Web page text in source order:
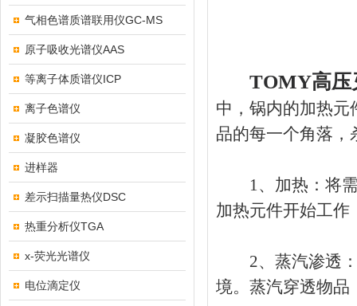
气相色谱质谱联用仪GC-MS
原子吸收光谱仪AAS
等离子体质谱仪ICP
离子色谱仪
凝胶色谱仪
进样器
差示扫描量热仪DSC
热重分析仪TGA
x-荧光光谱仪
电位滴定仪
TOMY高压
中，锅内的加热元
品的每一个角落，
1、加热：将需
加热元件开始工作
2、蒸汽渗透：
境。蒸汽穿透物品